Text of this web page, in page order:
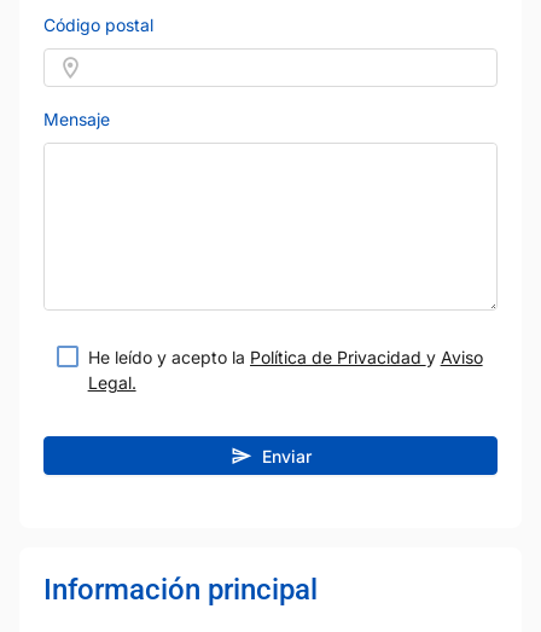
Código postal
Mensaje
He leído y acepto la Política de Privacidad y Aviso
Legal.
Enviar
Información principal